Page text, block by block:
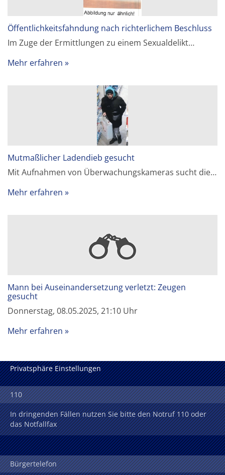
Öffentlichkeitsfahndung nach richterlichem Beschluss
Im Zuge der Ermittlungen zu einem Sexualdelikt…
Mehr erfahren
Mutmaßlicher Ladendieb gesucht
Mit Aufnahmen von Überwachungskameras sucht die…
Mehr erfahren
Mann bei Auseinandersetzung verletzt: Zeugen
gesucht
Donnerstag, 08.05.2025, 21:10 Uhr
Mehr erfahren
Privatsphäre Einstellungen
110
In dringenden Fällen nutzen Sie bitte den Notruf 110 oder
das Notfallfax
Bürgertelefon